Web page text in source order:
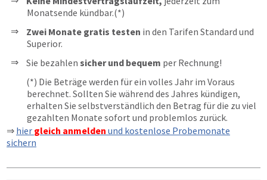
Monatsende kündbar.(*)
Zwei Monate gratis testen in den Tarifen Standard und
Superior.
Sie bezahlen sicher und bequem per Rechnung!
(*) Die Beträge werden für ein volles Jahr im Voraus
berechnet. Sollten Sie während des Jahres kündigen,
erhalten Sie selbstverständlich den Betrag für die zu viel
gezahlten Monate sofort und problemlos zurück.
⇒ hier gleich anmelden und kostenlose Probemonate
sichern